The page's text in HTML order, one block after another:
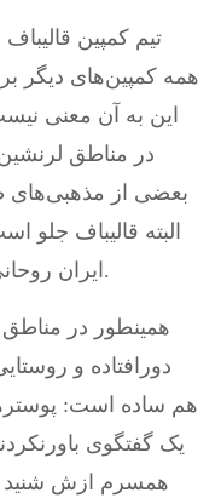
تیم کمپین
همه کمپین‌های دیگر
این به آن معنی
در مناطق
بعضی از مذهبی‌های
البته قالیباف جلو
ایران روحانی یا اول و یا بین سه نفر اول است.
همینطور در
دورافتاده و
هم ساده است:
یک گفتگوی
همسرم ازش شنید